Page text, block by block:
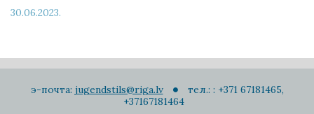
30.06.2023.
э-почта: jugendstils@riga.lv
тел.: : +371 67181465,
+37167181464